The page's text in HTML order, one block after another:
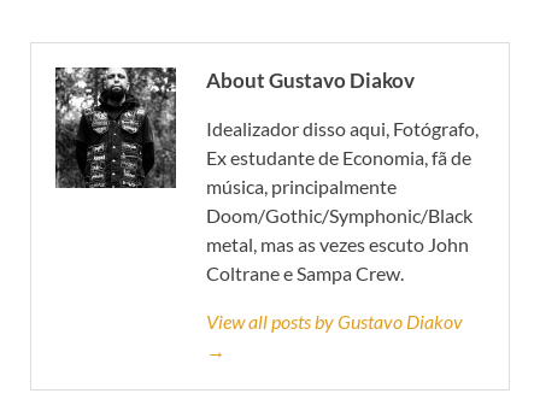
About Gustavo Diakov
Idealizador disso aqui, Fotógrafo,
Ex estudante de Economia, fã de
música, principalmente
Doom/Gothic/Symphonic/Black
metal, mas as vezes escuto John
Coltrane e Sampa Crew.
View all posts by Gustavo Diakov
→